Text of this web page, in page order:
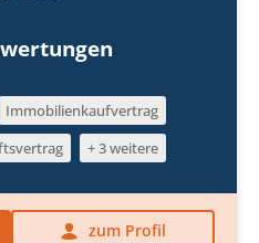
Immobilienkaufvertrag
+ 3 weitere
zum Profil